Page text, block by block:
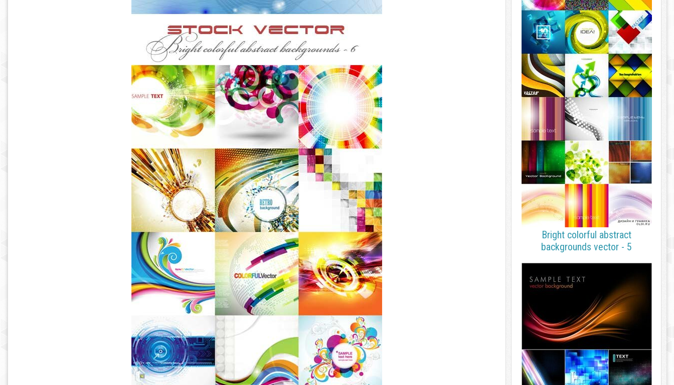
Bright colorful abstract
backgrounds vector - 5